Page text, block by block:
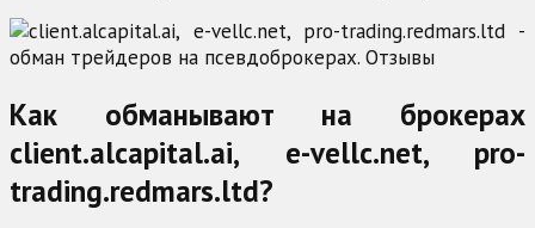
Как обманывают на брокерах
client.alcapital.ai, e-vellc.net, pro-
trading.redmars.ltd?